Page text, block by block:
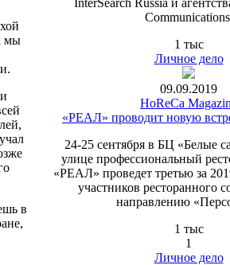
мы
в
1 тыс
Личное дело
09.09.2019
HoReCa
«РЕАЛ» проводит новую
24-25 сентября в БЦ «Белые
улице профессиональный
«РЕАЛ» проведет третью за
участников ресторанного
направлению
1 тыс
1
Личное дело